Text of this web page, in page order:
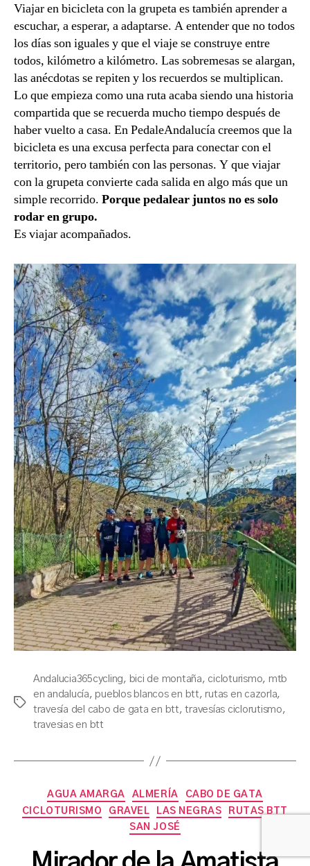
Viajar en bicicleta con la grupeta es también aprender a
escuchar, a esperar, a adaptarse. A entender que no todos
los días son iguales y que el viaje se construye entre
todos, kilómetro a kilómetro. Las sobremesas se alargan,
las anécdotas se repiten y los recuerdos se multiplican.
Lo que empieza como una ruta acaba siendo una historia
compartida que se recuerda mucho tiempo después de
haber vuelto a casa. En PedaleAndalucía creemos que la
bicicleta es una excusa perfecta para conectar con el
territorio, pero también con las personas. Y que viajar
con la grupeta convierte cada salida en algo más que un
simple recorrido. Porque pedalear juntos no es solo
rodar en grupo.
Es viajar acompañados.
Etiquetas
Andalucia365cycling, bici de montaña, cicloturismo, mtb
en andalucía, pueblos blancos en btt, rutas en cazorla,
travesía del cabo de gata en btt,travesías ciclorutismo,
travesias en btt
Categorías
AGUA AMARGA ALMERÍA
CABO DE GATA
CICLOTURISMO
GRAVEL LAS NEGRAS
RUTAS BTT
SAN JOSÉ
P
a